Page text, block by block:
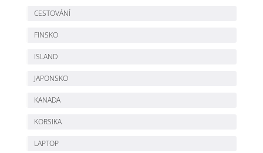
CESTOVÁNÍ
FINSKO
ISLAND
JAPONSKO
KANADA
KORSIKA
LAPTOP